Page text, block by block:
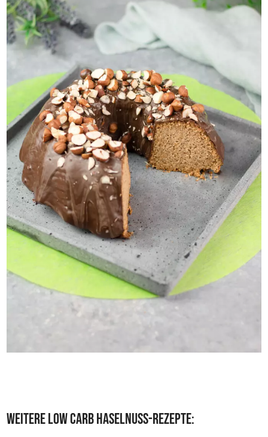
Weitere Low Carb Haselnuss-Rezepte: